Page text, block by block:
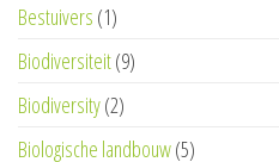
Bestuivers (1)
Biodiversiteit(9)
Biodiversity(2)
Biologische landbouw(5)